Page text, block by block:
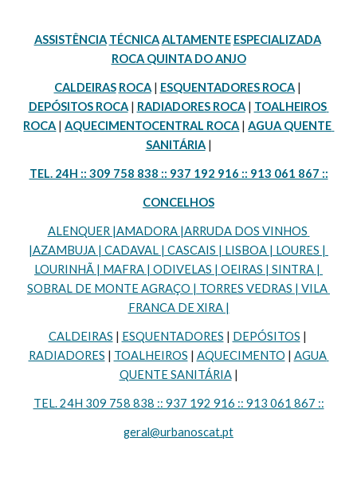
ASSISTÊNCIA TÉCNICA ALTAMENTE ESPECIALIZADA
ROCA QUINTA DO ANJO
CALDEIRAS ROCA | ESQUENTADORES ROCA
DEPÓSITOS ROCA | RADIADORES ROCA | TOALHEIROS
ROCA | AQUECIMENTOCENTRAL ROCA | AGUA QUENTE
SANITÁRIA |
TEL. 24H :: 309 758 838 :: 937 192 916 :: 913 061 867 ::
CONCELHOS
ALENQUER |AMADORA |ARRUDA DOS VINHOS
|AZAMBUJA | CADAVAL | CASCAIS | LISBOA | LOURES |
LOURINHÃ | MAFRA | ODIVELAS | OEIRAS | SINTRA |
SOBRAL DE MONTE AGRAÇO | TORRES VEDRAS | VILA
FRANCA DE XIRA |
CALDEIRAS | ESQUENTADORES | DEPÓSITOS
RADIADORES | TOALHEIROS | AQUECIMENTO | AGUA
QUENTE SANITÁRIA |
TEL. 24H 309 758 838 :: 937 192 916 :: 913 061 867 ::
geral@urbanoscat.pt